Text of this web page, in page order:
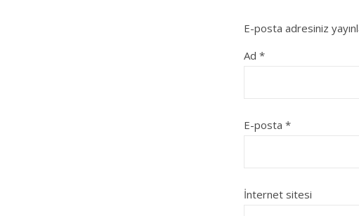
E-posta adresiniz
Ad *
E-posta *
İnternet sitesi